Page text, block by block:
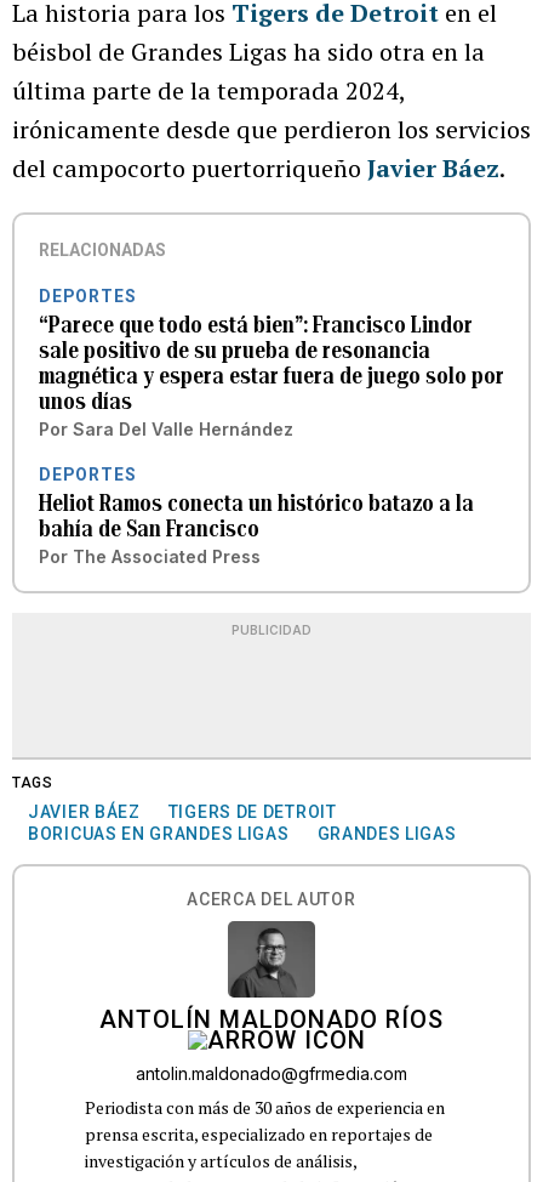
La historia para los Tigers de Detroit en el
béisbol de Grandes Ligas ha sido otra en la
última parte de la temporada 2024,
irónicamente desde que perdieron los servicios
del campocorto puertorriqueño Javier Báez.
RELACIONADAS
DEPORTES
“Parece que todo está bien”: Francisco Lindor
sale positivo de su prueba de resonancia
magnética y espera estar fuera de juego solo por
unos días
Por Sara Del Valle Hernández
DEPORTES
Heliot Ramos conecta un histórico batazo a la
bahía de San Francisco
Por The Associated Press
PUBLICIDAD
TAGS
JAVIER BÁEZ
TIGERS DE DETROIT
BORICUAS EN GRANDES LIGAS
GRANDES LIGAS
ACERCA DEL AUTOR
ANTOLÍN MALDONADO RÍOS
antolin.maldonado@gfrmedia.com
Periodista con más de 30 años de experiencia en
prensa escrita, especializado en reportajes de
investigación y artículos de análisis,